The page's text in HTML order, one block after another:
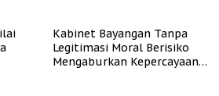
Kabinet Bayangan Tanpa
Legitimasi Moral Berisiko
Mengaburkan Kepercayaan